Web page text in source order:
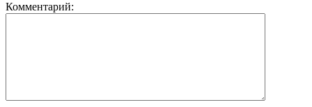
Комментарий: